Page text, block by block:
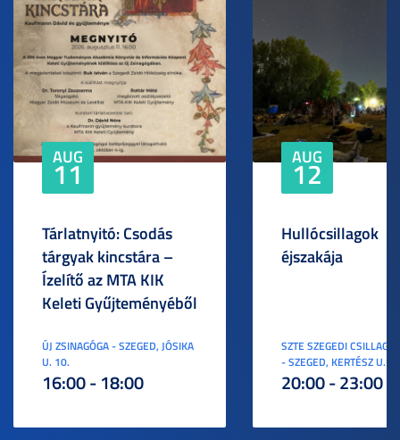
AUG
11
Tárlatnyitó: Csodás
tárgyak kincstára –
Ízelítő az MTA KIK
Keleti Gyűjteményéből
ÚJ ZSINAGÓGA - SZEGED, JÓSIKA
U. 10.
16:00 - 18:00
AUG
12
Hullócsillagok
éjszakája
SZTE SZEGEDI
- SZEGED, KERTÉSZ U. 3.
20:00 - 23:00